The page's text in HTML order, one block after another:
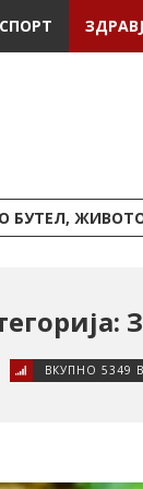
СПОРТ
БУТЕЛ,
ВКУПНО 5349